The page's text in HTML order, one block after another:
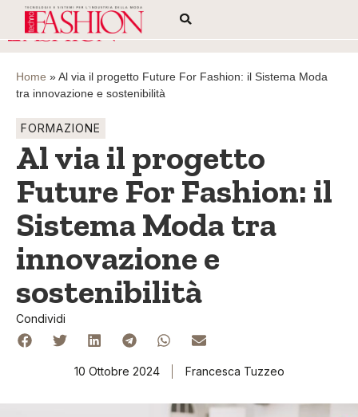
Home »Al via il progetto Future For Fashion: il Sistema Moda
tra innovazione e sostenibilità
FORMAZIONE
Al via il progetto
Future For Fashion: il
Sistema Moda tra
innovazione e
sostenibilità
Condividi
10 Ottobre 2024 Francesca Tuzzeo